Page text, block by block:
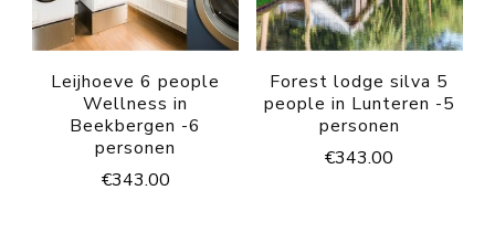
Leijhoeve 6 people
Wellness in
Beekbergen -6
personen
€343.00
Forest lodge silva 5
people in Lunteren -5
personen
€343.00